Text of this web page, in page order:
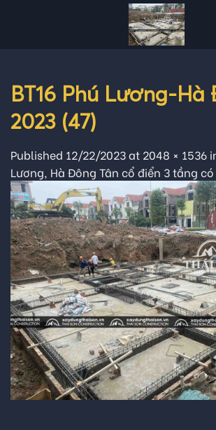
BT16 Phú Lương-Hà
2023 (47)
Published 12/22/2023at 2048 × 1536
Lương, Hà Đông Tân cổ điển 3 tầng